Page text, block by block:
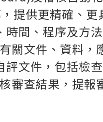
提供更精確、更
間、程序及方法
關文件、資料，
文件，包括檢
審查結果，提報